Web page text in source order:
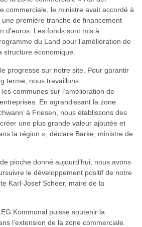
commerciale, le ministre avait accordé à
première tranche de financement
d’euros. Les fonds sont mis à
du Land pour l’amélioration de
structure économique.
progresse sur notre site. Pour garantir
terme, nous travaillons
communes sur l’amélioration de
En agrandissant la zone
à Friesen, nous établissons des
une plus grande valeur ajoutée et
la région », déclare Barke, ministre de
pioche donné aujourd’hui, nous avons
le développement positif de notre
Karl-Josef Scheer, maire de la
Kommunal puisse soutenir la
l’extension de la zone commerciale.